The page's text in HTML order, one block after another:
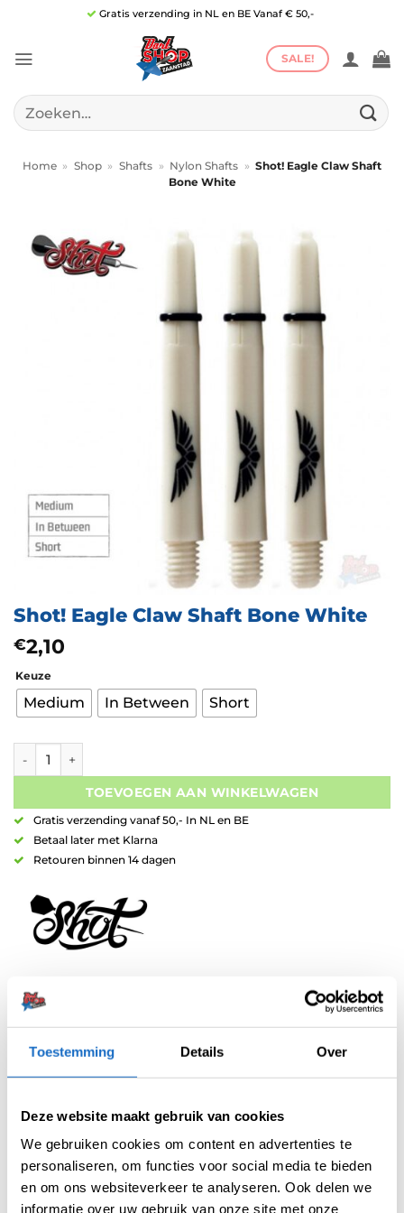
Toestemming Details Over
Deze website maakt gebruik van cookies
We gebruiken cookies om content en advertenties te
personaliseren, om functies voor social media te bieden
en om ons websiteverkeer te analyseren. Ook delen we
informatie over uw gebruik van onze site met onze
inhoud
Gratis verzending in NL en BE Vanaf € 50,-
SALE!
Zoeken
naar:
Home » Shop » Shafts » Nylon Shafts » Shot! Eagle Claw Shaft
Bone White
Shot! Eagle Claw Shaft Bone White
€2,10
Keuze
Medium In Between Short
Shot! Eagle Claw Shaft Bone White aantal
TOEVOEGEN AAN WINKELWAGEN
Gratis verzending vanaf 50,- In NL en BE
Betaal later met Klarna
Retouren binnen 14 dagen
Artikelnummer: